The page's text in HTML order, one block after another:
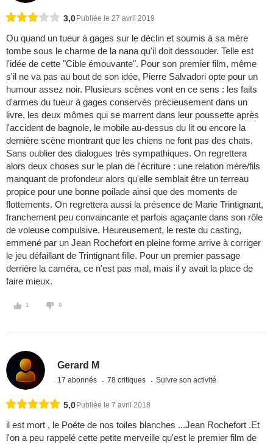
3,0 Publiée le 27 avril 2019
Ou quand un tueur à gages sur le déclin et soumis à sa mère
tombe sous le charme de la nana qu'il doit dessouder. Telle est
l'idée de cette "Cible émouvante". Pour son premier film, même
s'il ne va pas au bout de son idée, Pierre Salvadori opte pour un
humour assez noir. Plusieurs scènes vont en ce sens : les faits
d'armes du tueur à gages conservés précieusement dans un
livre, les deux mômes qui se marrent dans leur poussette après
l'accident de bagnole, le mobile au-dessus du lit ou encore la
dernière scène montrant que les chiens ne font pas des chats.
Sans oublier des dialogues très sympathiques. On regrettera
alors deux choses sur le plan de l'écriture : une relation mère/fils
manquant de profondeur alors qu'elle semblait être un terreau
propice pour une bonne poilade ainsi que des moments de
flottements. On regrettera aussi la présence de Marie Trintignant,
franchement peu convaincante et parfois agaçante dans son rôle
de voleuse compulsive. Heureusement, le reste du casting,
emmené par un Jean Rochefort en pleine forme arrive à corriger
le jeu défaillant de Trintignant fille. Pour un premier passage
derrière la caméra, ce n'est pas mal, mais il y avait la place de
faire mieux.
1 0
Gerard M
17 abonnés 78 critiques Suivre son activité
5,0 Publiée le 7 avril 2018
il est mort , le Poéte de nos toiles blanches ...Jean Rochefort .Et
l'on a peu rappelé cette petite merveille qu'est le premier film de